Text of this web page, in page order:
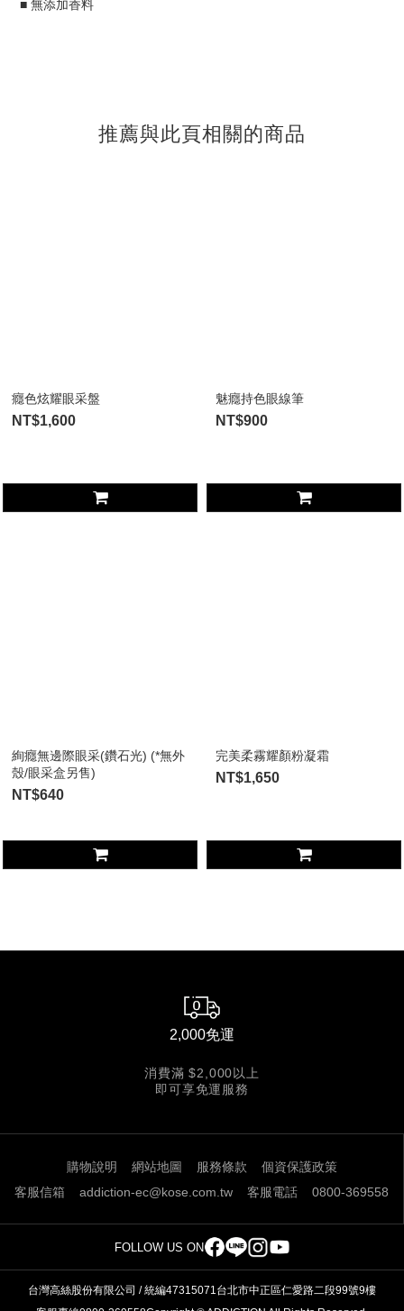
■ 無添加香料
推薦與此頁相關的商品
癮色炫耀眼采盤
NT$1,600
魅癮持色眼線筆
NT$900
絢癮無邊際眼采(鑽石光) (*無外
殼/眼采盒另售)
NT$640
完美柔霧耀顏粉凝霜
NT$1,650
2,000免運
消費滿 $2,000以上
即可享免運服務
購物說明 網站地圖 服務條款
個資保護政策
客服信箱
addiction-ec@kose.com.tw 客服電話 0800-369558
FOLLOW US ON
台灣高絲股份有限公司 / 統編47315071台北市中正區仁愛路二段99號9樓